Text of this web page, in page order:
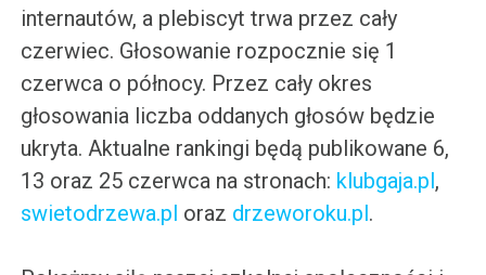
internautów, a plebiscyt trwa przez cały
czerwiec. Głosowanie rozpocznie się 1
czerwca o północy. Przez cały okres
głosowania liczba oddanych głosów będzie
ukryta. Aktualne rankingi będą publikowane 6,
13 oraz 25 czerwca na stronach: klubgaja.pl,
swietodrzewa.pl oraz drzeworoku.pl.